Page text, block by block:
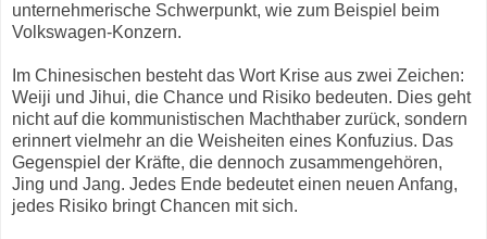
unternehmerische Schwerpunkt, wie zum Beispiel beim
Volkswagen-Konzern.
Im Chinesischen besteht das Wort Krise aus zwei Zeichen:
Weiji und Jihui, die Chance und Risiko bedeuten. Dies geht
nicht auf die kommunistischen Machthaber zurück, sondern
erinnert vielmehr an die Weisheiten eines Konfuzius. Das
Gegenspiel der Kräfte, die dennoch zusammengehören,
Jing und Jang. Jedes Ende bedeutet einen neuen Anfang,
jedes Risiko bringt Chancen mit sich.